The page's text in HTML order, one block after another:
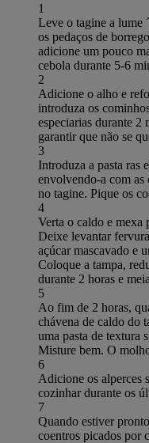
1
Leve o tagine a lume
os pedaços de
adicione um pouco
cebola durante 5-6
2
Adicione o alho e
introduza os
especiarias durante 2
garantir que não se
3
Introduza a pasta ras
envolvendo-a com as
no tagine. Pique os
4
Verta o caldo e mexa
Deixe levantar
açúcar mascavado e
Coloque a tampa,
durante 2 horas e
5
Ao fim de 2 horas,
chávena de caldo do
uma pasta de textura
Misture bem. O
6
Adicione os alperces
cozinhar durante os
7
Quando estiver
coentros picados por